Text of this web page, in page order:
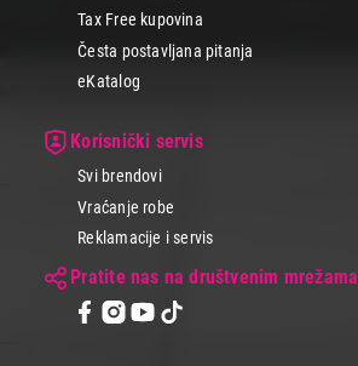
Tax Free kupovina
Česta postavljana pitanja
eKatalog
Korisnički servis
Svi brendovi
Vraćanje robe
Reklamacije i servis
Pratite nas na društvenim mrežama